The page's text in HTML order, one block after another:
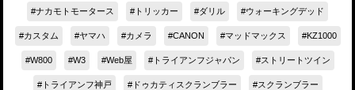
ナカモトモータース トリッカー ダリル ウォーキングデッド
カスタム ヤマハ カメラ CANON マッドマックス KZ1000
W800 W3 Web屋 トライアンフジャパン ストリートツイン
トライアンフ神戸 ドゥカティスクランブラー スクランブラー